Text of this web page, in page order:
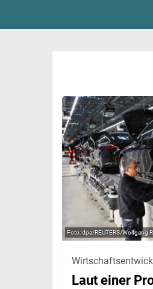
dpa/REUTERS/Wolfgang
Laut einer